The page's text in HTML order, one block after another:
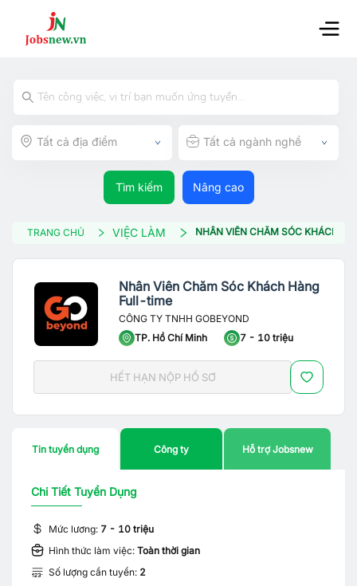
Tất cả địa điểm Tất cả ngành nghề
Tìm kiếm Nâng cao
TRANG CHỦ VIỆC LÀM NHÂN VIÊN CHĂM SÓC KHÁCH
Nhân Viên Chăm Sóc Khách Hàng
Full-time
CÔNG TY TNHH GOBEYOND
TP. Hồ Chí Minh
7 - 10 triệu
HẾT HẠN NỘP HỒ SƠ
Tin tuyển dụng Công ty Hỗ trợ Jobsnew
Chi Tiết Tuyển Dụng
Mức lương: 7 - 10 triệu
Hình thức làm việc: Toàn thời gian
Số lượng cần tuyển: 2